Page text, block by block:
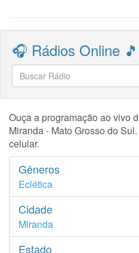
🎧 Rádios Online 🎵
Ouça a programação ao vivo
Miranda - Mato Grosso do
celular.
Gêneros
Eclética
Cidade
Miranda
Estado